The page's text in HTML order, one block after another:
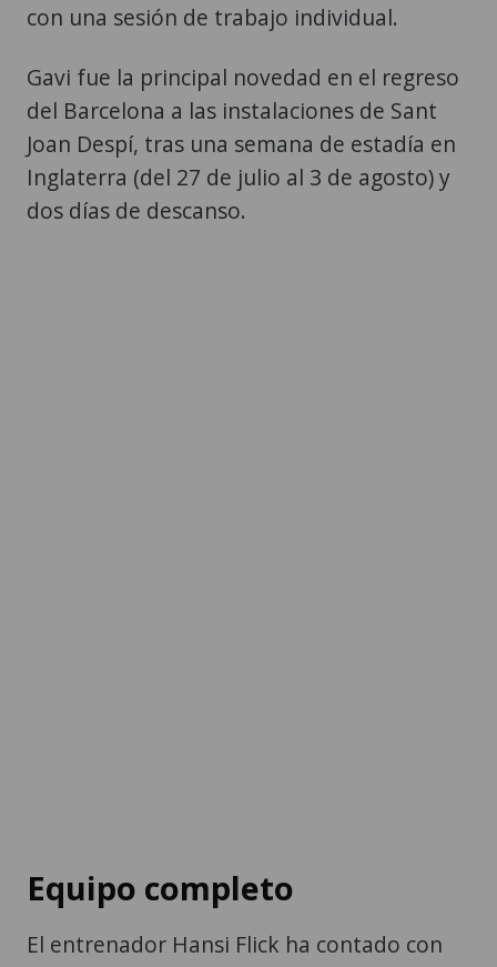
con una sesión de trabajo individual.
Gavi fue la principal novedad en el regreso
del Barcelona a las instalaciones de Sant
Joan Despí, tras una semana de estadía en
Inglaterra (del 27 de julio al 3 de agosto) y
dos días de descanso.
Equipo completo
El entrenador Hansi Flick ha contado con